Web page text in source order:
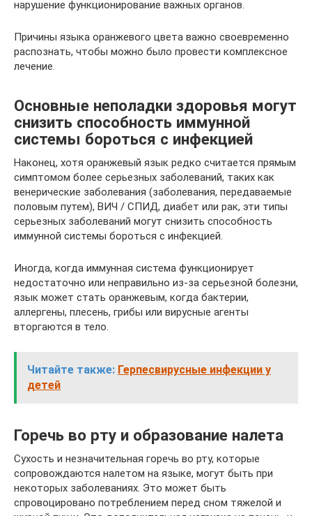
нарушение функционирование важных органов.
Причины языка оранжевого цвета важно своевременно
распознать, чтобы можно было провести комплексное
лечение.
Основные неполадки здоровья могут
снизить способность иммунной
системы бороться с инфекцией
Наконец, хотя оранжевый язык редко считается прямым
симптомом более серьезных заболеваний, таких как
венерические заболевания (заболевания, передаваемые
половым путем), ВИЧ / СПИД, диабет или рак, эти типы
серьезных заболеваний могут снизить способность
иммунной системы бороться с инфекцией.
Иногда, когда иммунная система функционирует
недостаточно или неправильно из-за серьезной болезни,
язык может стать оранжевым, когда бактерии,
аллергены, плесень, грибы или вирусные агенты
вторгаются в тело.
Читайте также: Герпесвирусные инфекции у
детей
Горечь во рту и образование налета
Сухость и незначительная горечь во рту, которые
сопровождаются налетом на языке, могут быть при
некоторых заболеваниях. Это может быть
спровоцировано потреблением перед сном тяжелой и